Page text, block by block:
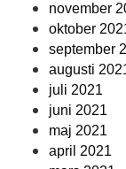
november
oktober
september
augusti
juli 2021
juni 2021
maj 2021
april 2021